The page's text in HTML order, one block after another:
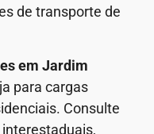
de transporte de
em Jardim
para cargas
Consulte